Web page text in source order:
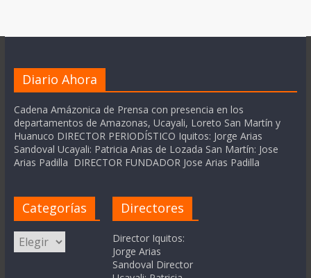
Diario Ahora
Cadena Amázonica de Prensa con presencia en los
departamentos de Amazonas, Ucayali, Loreto San Martín y
Huanuco DIRECTOR PERIODÍSTICO Iquitos: Jorge Arias
Sandoval Ucayali: Patricia Arias de Lozada San Martín: Jose
Arias Padilla DIRECTOR FUNDADOR Jose Arias Padilla
Categorías
Categorías
Directores
Director Iquitos:
Jorge Arias
Sandoval Director